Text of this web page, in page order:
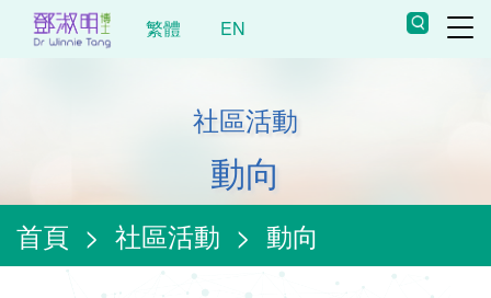
繁體 EN
社區活動
動向
首頁 > 社區活動 > 動向